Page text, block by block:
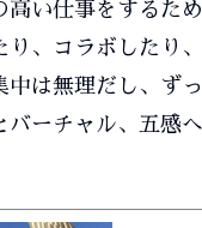
高い仕事をするた
り、コラボしたり
中は無理だし、ず
バーチャル、五感